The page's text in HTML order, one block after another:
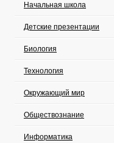
Начальная школа
Детские презентации
Биология
Технология
Окружающий мир
Обществознание
Информатика